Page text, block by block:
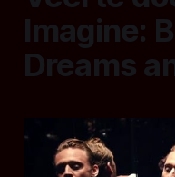
Imagine:
Dreams